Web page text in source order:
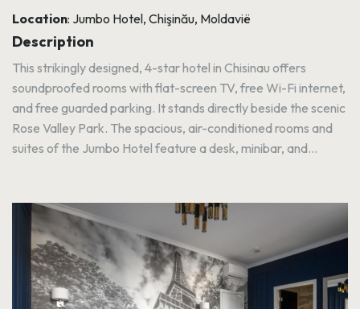
Location: Jumbo Hotel, Chişinău, Moldavië
Description
This strikingly designed, 4-star hotel in Chisinau offers
soundproofed rooms with flat-screen TV, free Wi-Fi internet,
and free guarded parking. It stands directly beside the scenic
Rose Valley Park. The spacious, air-conditioned rooms and
suites of the Jumbo Hotel feature a desk, minibar, and...